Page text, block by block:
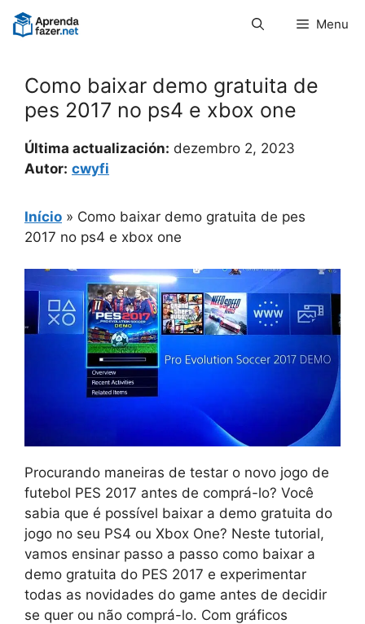
Pular
para
Menu
Como baixar demo gratuita de
pes 2017 no ps4 e xbox one
Última actualización: dezembro 2, 2023
Autor: cwyfi
Início » Como baixar demo gratuita de pes
2017 no ps4 e xbox one
Procurando maneiras de testar o novo jogo de
futebol PES 2017 antes de comprá-lo? Você
sabia que é possível baixar a demo gratuita do
jogo no seu PS4 ou Xbox One? Neste tutorial,
vamos ensinar passo a passo como baixar a
demo gratuita do PES 2017 e experimentar
todas as novidades do game antes de decidir
se quer ou não comprá-lo. Com gráficos